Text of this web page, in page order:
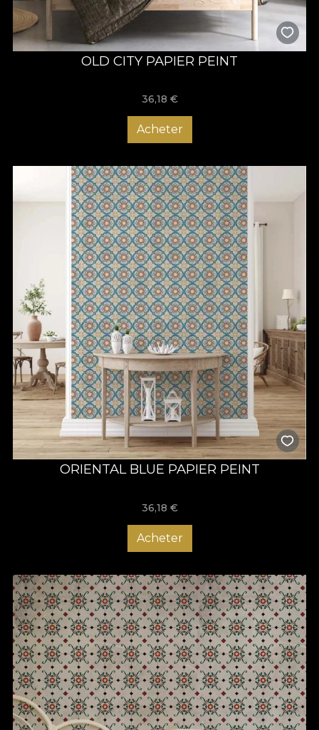
OLD CITY PAPIER PEINT
36,18 €
Acheter
ORIENTAL BLUE PAPIER PEINT
36,18 €
Acheter